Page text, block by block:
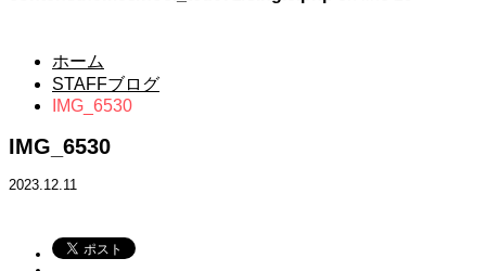
ホーム
STAFFブログ
IMG_6530
IMG_6530
2023.12.11